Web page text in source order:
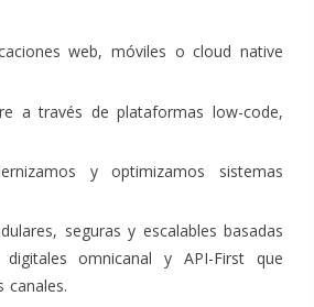
web, móviles o cloud native
a través de plataformas low-code,
y optimizamos sistemas
seguras y escalables basadas
omnicanal y API-First que
canales.